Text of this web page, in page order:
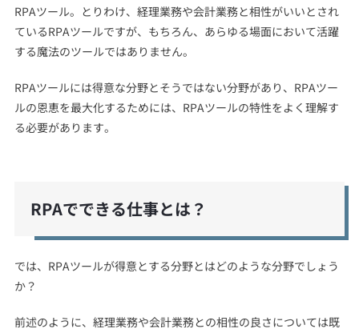
RPAツール。とりわけ、経理業務や会計業務と相性がいいとされ
ているRPAツールですが、もちろん、あらゆる場面において活躍
する魔法のツールではありません。
RPAツールには得意な分野とそうではない分野があり、RPAツー
ルの恩恵を最大化するためには、RPAツールの特性をよく理解す
る必要があります。
RPAでできる仕事とは？
では、RPAツールが得意とする分野とはどのような分野でしょう
か？
前述のように、経理業務や会計業務との相性の良さについては既